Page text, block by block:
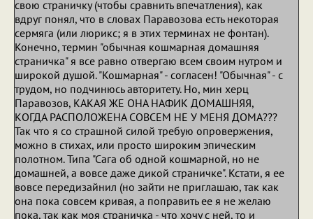
свою страничку (чтобы сравнить впечатления), как
вдруг понял, что в словах Паравозова есть некоторая
сермяга (или люрикс; я в этих терминах не фонтан).
Конечно, термин "обычная кошмарная домашняя
страничка" я все равно отвергаю всем своим нутром и
широкой душой. "Кошмарная" - согласен! "Обычная" - с
трудом, но подчинюсь авторитету. Но, мин херц
Паравозов, КАКАЯ ЖЕ ОНА НАФИК ДОМАШНЯЯ,
КОГДА РАСПОЛОЖЕНА СОВСЕМ НЕ У МЕНЯ ДОМА???
Так что я со страшной силой требую опровержения,
можно в стихах, или просто широким эпическим
полотном. Типа "Сага об одной кошмарной, но не
домашней, а вовсе даже дикой страничке". Кстати, я ее
вовсе передизайнил (но зайти не приглашаю, так как
она пока совсем кривая, а поправить ее я не желаю
пока, так как моя страничка - что хочу с ней, то и